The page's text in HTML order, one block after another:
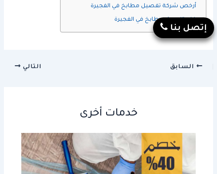
أرخص شركة تفصيل مطابخ في الفجيرة
فني تفصيل مطابخ في الفجيرة
السابق التالي
خدمات أخرى
إتصل بنا